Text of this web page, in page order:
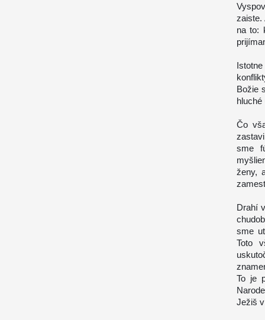
zaiste.
na to:
Božie
hluché
Čo
sme
ženy,
Drahí
sme
Toto
To je
Ježiš